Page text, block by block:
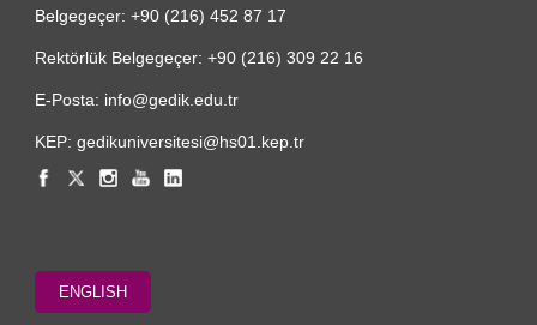
Belgegeçer: +90 (216) 452 87 17
Rektörlük Belgegeçer: +90 (216) 309 22 16
E-Posta: info@gedik.edu.tr
KEP: gedikuniversitesi@hs01.kep.tr
ENGLISH